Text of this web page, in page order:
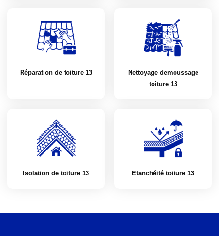
Réparation de toiture 13
Nettoyage demoussage
toiture 13
Isolation de toiture 13 Etanchéité toiture 13